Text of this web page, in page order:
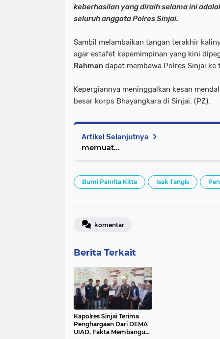
keberhasilan yang diraih selama ini
seluruh anggota Polres Sinjai.
​Sambil melambaikan tangan terakhir
agar estafet kepemimpinan yang kini
Rahman dapat membawa Polres Sinjai
Kepergiannya meninggalkan kesan
besar korps Bhayangkara di Sinjai. (PZ).
Artikel Selanjutnya
memuat...
Bumi Panrita Kitta Isak Tangis
komentar
Berita Terkait
Kapolres Sinjai Terima
Penghargaan Dari DEMA
UIAD, Fakta Membangun